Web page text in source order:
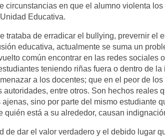
circunstancias en que el alumno violenta
Educativa.
trataba de erradicar el bullying, prevernir el
educativa, actualmente se suma un
común encontrar en las redes sociales
teniendo riñas fuera o dentro de
a los docentes; que en el peor de
entre otros. Son hechos reales
sino por parte del mismo estudiante
está a su alrededor, causan
de dar el valor verdadero y el debido lugar